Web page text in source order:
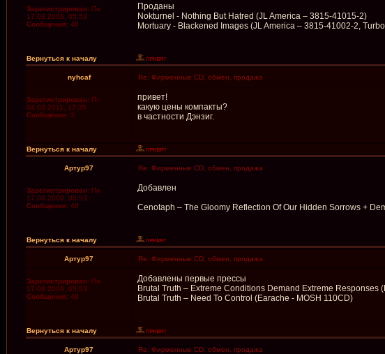
Зарегистрирован: Пн
17.08.2009, 05:53
Сообщения: 48
Проданы
Nokturnel - Nothing But Hatred (JL America – 3815-41015-2)
Mortuary - Blackened Images (JL America – 3815-41002-2,
Вернуться к началу
nyhcaf Re: Фирменные CD, обмен, продажа
Зарегистрирован: Пт
04.03.2011, 17:35
Сообщения: 3
привет!
какую цены компакты?
в частности Дэнзиг.
Вернуться к началу
Артур97 Re: Фирменные CD, обмен, продажа
Зарегистрирован: Пн
17.08.2009, 05:53
Сообщения: 48
Добавлен
Cenotaph – The Gloomy Reflection Of Our Hidden Sorrows +
Вернуться к началу
Артур97 Re: Фирменные CD, обмен, продажа
Зарегистрирован: Пн
17.08.2009, 05:53
Сообщения: 48
Добавлены первые прессы
Brutal Truth – Extreme Conditions Demand Extreme Responses
Brutal Truth – Need To Control (Earache - MOSH 110CD)
Вернуться к началу
Артур97 Re: Фирменные CD, обмен, продажа